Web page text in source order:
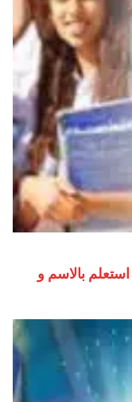
جميع مواقع نتيجة الثانوية العامة 2026 استعلم بالاسم و